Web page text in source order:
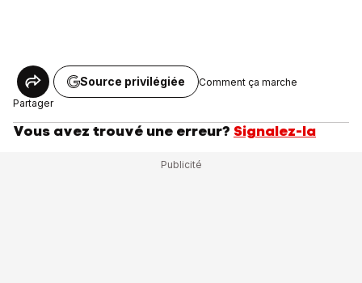
Partager
Source privilégiée Comment ça marche
Vous avez trouvé une erreur? Signalez-la